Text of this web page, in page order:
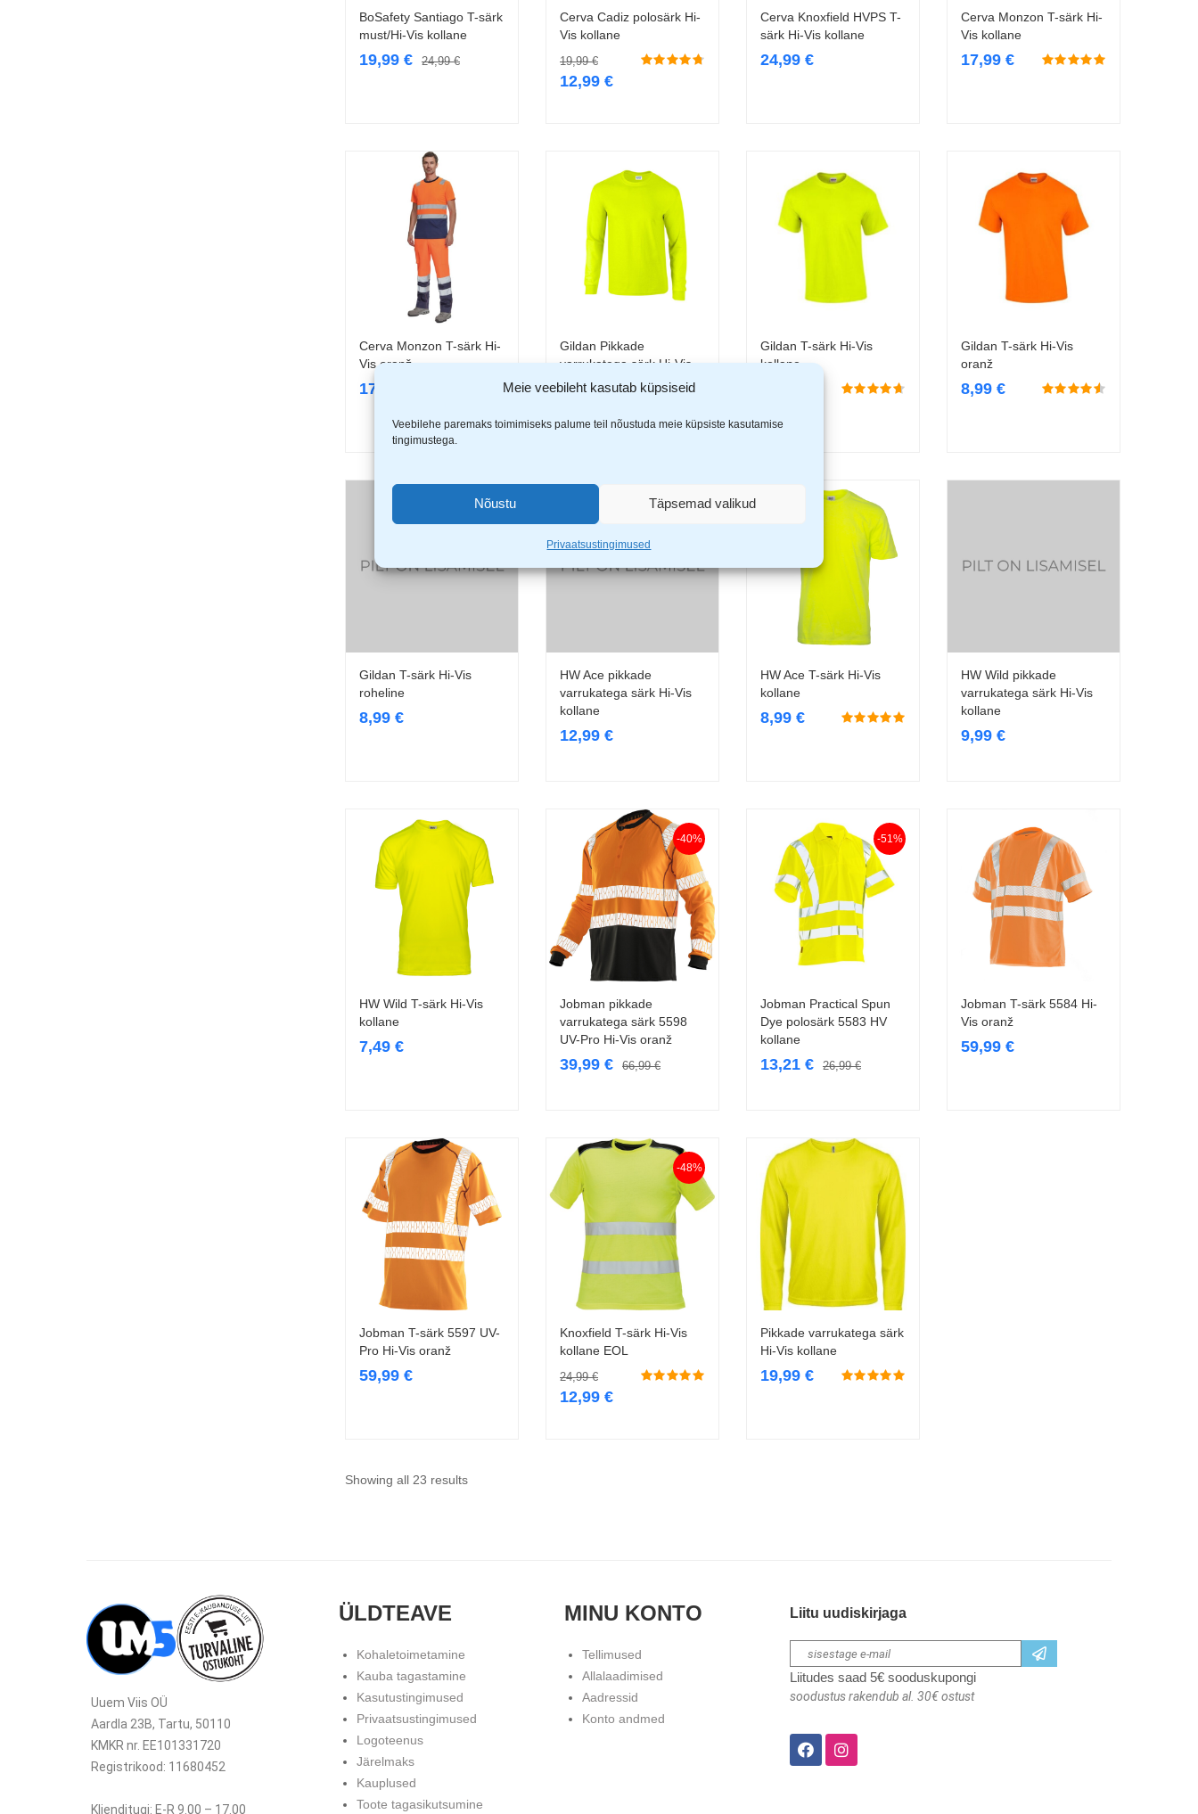
Meie veebileht kasutab küpsiseid
Veebilehe paremaks toimimiseks palume teil nõustuda meie küpsiste kasutamise
tingimustega.
Nõustu Täpsemad valikud
Privaatsustingimused
Vali
BoSafety Santiago T-särk
must/Hi-Vis kollane
24,99€
19,99 €
Vali
Cerva Cadiz polosärk Hi-
Vis kollane
19,99€
12,99 €
Vali
Cerva Knoxfield HVPS T-
särk Hi-Vis kollane
24,99 €
Vali
Cerva Monzon T-särk Hi-
Vis kollane
17,99 €
Vali
Cerva Monzon T-särk Hi-
Vis oranž
17,99
Vali
Gildan Pikkade
varrukatega särk Hi-Vis
kollane
Vali
Gildan T-särk Hi-Vis
kollane
Vali
Gildan T-särk Hi-Vis
oranž
8,99 €
Vali
Gildan T-särk Hi-Vis
roheline
8,99 €
Vali
HW Ace pikkade
varrukatega särk Hi-Vis
kollane
12,99 €
Vali
HW Ace T-särk Hi-Vis
kollane
8,99 €
Vali
HW Wild pikkade
varrukatega särk Hi-Vis
kollane
9,99 €
Vali
HW Wild T-särk Hi-Vis
kollane
7,49 €
-40%
Vali
Jobman pikkade
varrukatega särk 5598
UV-Pro Hi-Vis oranž
66,99€
39,99 €
-51%
Vali
Jobman Practical Spun
Dye polosärk 5583 HV
kollane
26,99€
13,21 €
Vali
Jobman T-särk 5584 Hi-
Vis oranž
59,99 €
Vali
Jobman T-särk 5597 UV-
Pro Hi-Vis oranž
59,99 €
-48%
Vali
Knoxfield T-särk Hi-Vis
kollane EOL
24,99€
12,99 €
Vali
Pikkade varrukatega särk
Hi-Vis kollane
19,99 €
Showing all 23 results
Uuem Viis OÜ
Aardla 23B, Tartu, 50110
KMKR nr. EE101331720
Registrikood: 11680452
Klienditugi: E-R 9.00 – 17.00
ÜLDTEAVE
Kohaletoimetamine
Kauba tagastamine
Kasutustingimused
Privaatsustingimused
Logoteenus
Järelmaks
Kauplused
Toote tagasikutsumine
MINU KONTO
Tellimused
Allalaadimised
Aadressid
Konto andmed
Liitu uudiskirjaga
Liitudes saad 5€ sooduskupongi
soodustus rakendub al. 30€ ostust